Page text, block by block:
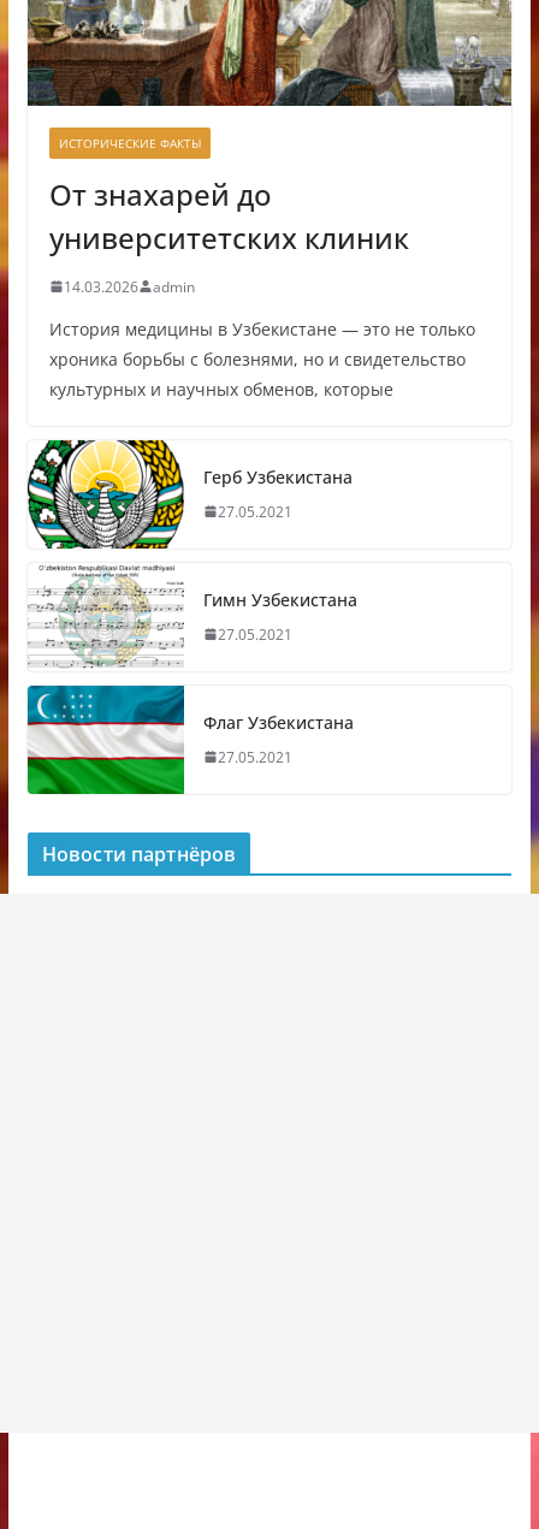
ИСТОРИЧЕСКИЕ ФАКТЫ
От знахарей до
университетских клиник
14.03.2026 admin
История медицины в Узбекистане — это не только
хроника борьбы с болезнями, но и свидетельство
культурных и научных обменов, которые
Герб Узбекистана
27.05.2021
Гимн Узбекистана
27.05.2021
Флаг Узбекистана
27.05.2021
Новости партнёров